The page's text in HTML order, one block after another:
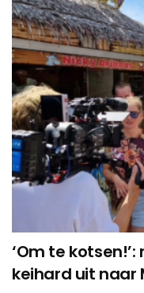
‘Om te
keihard uit naar